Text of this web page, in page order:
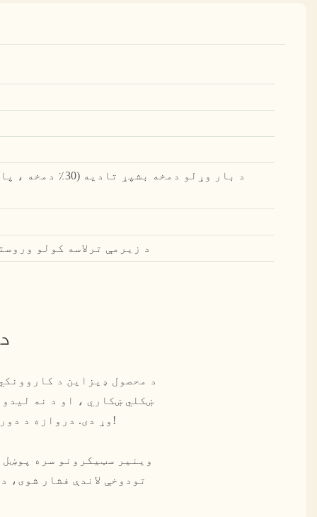
د زیرمې ترلاسه کولو وروسته 45 ورځې، نمونې
د محصول ډیزاین د
ښکلي ښکاري ، او د نه
وړ دی. دروازه د دوربین هینګر سره مجهز ده، او د دروازې ټولې زنګونه د بفر فنکشن سره نوي شوي!
تودوخې لاندې فشار